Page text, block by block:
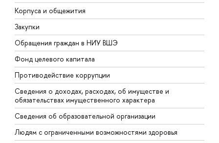
Корпуса и общежития
Закупки
Обращения граждан в НИУ ВШЭ
Фонд целевого капитала
Противодействие коррупции
Сведения о доходах, расходах, об имуществе и
обязательствах имущественного характера
Сведения об образовательной организации
Людям с ограниченными возможностями здоровья